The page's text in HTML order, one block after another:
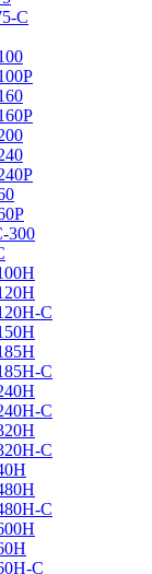
C
300
C
C
C
C
C
C